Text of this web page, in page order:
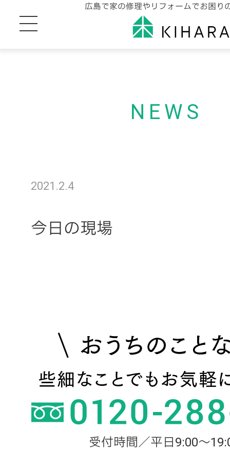
広島で家の修理やリフォームでお困り
NEWS
2021.2.4
今日の現場
受付時間／平日9:00～